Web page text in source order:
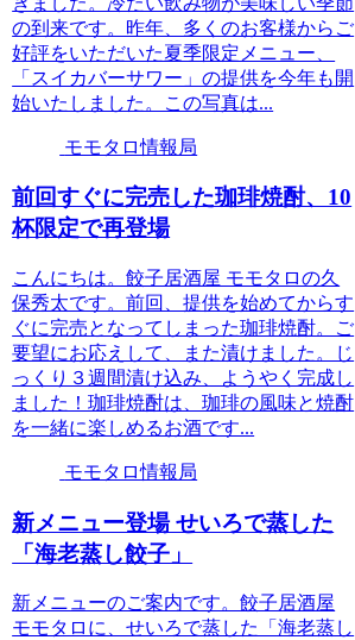
の到来です。昨年、多くのお客様からご
好評をいただいた夏季限定メニュー、
「スイカバーサワー」の提供を今年も開
始いたしました。この写真は...
モモタロ情報局
前回すぐに完売した珈琲焼酎、10
杯限定で再登場
こんにちは。餃子居酒屋 モモタロの久
保秀太です。前回、提供を始めてからす
ぐに完売となってしまった珈琲焼酎。ご
要望にお応えして、また漬けました。じ
っくり３週間漬け込み、ようやく完成し
ました！珈琲焼酎は、珈琲の風味と焼酎
を一緒に楽しめるお酒です...
モモタロ情報局
新メニュー登場 せいろで蒸した
「海老蒸し餃子」
新メニューのご案内です。餃子居酒屋
モモタロに、せいろで蒸した「海老蒸し